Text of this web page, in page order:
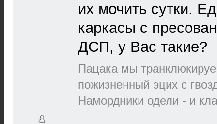
их мочить сутки.
каркасы с
ДСП, у Вас такие?
Пацака мы
пожизненный эцих с
Намордники одели - и